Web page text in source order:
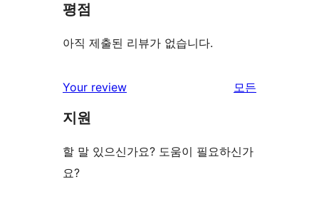
평점
아직 제출된 리뷰가 없습니다.
Your review 모든
지원
할 말 있으신가요? 도움이 필요하신가
요?